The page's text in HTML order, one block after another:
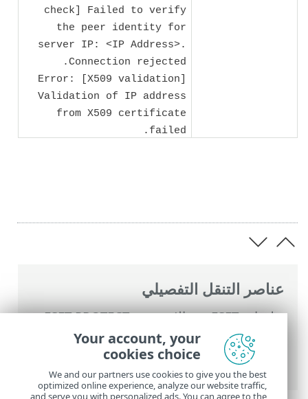
عناصر التنقل التفصيلي
تعليمات ESET عبر الإنترنت >
ESET PROTECT
>
استخدام ‎ESET PROTECT
>القائمة الرئيسية
ESET PROTECT
>عمليات التكامل
جدار حماية Palo Alto Networks
check] Failed to verify
the peer identity for
server IP: <IP Address>.
Connection rejected.
Error: [X509 validation]
Validation of IP address
from X509 certificate
failed.
Your account, your
cookies choice
We and our partners use cookies to give you the best
optimized online experience, analyze our website traffic,
and serve you with personalized ads. You can agree to the